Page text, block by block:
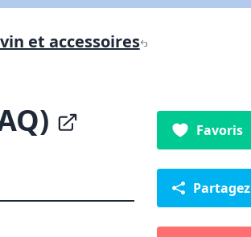
et accessoires
Favoris
Partagez